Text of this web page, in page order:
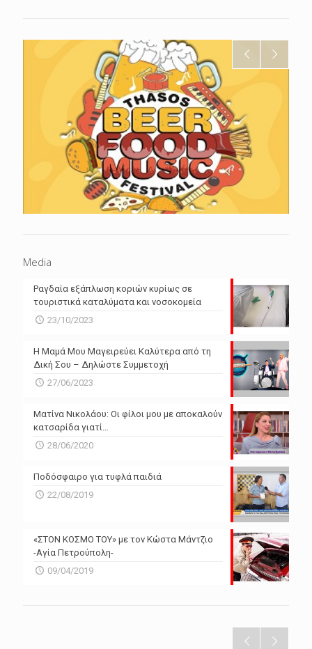
Media
Ραγδαία εξάπλωση κοριών κυρίως σε
τουριστικά καταλύματα και νοσοκομεία
23/10/2023
Η Μαμά Μου Μαγειρεύει Καλύτερα από τη
Δική Σου – Δηλώστε Συμμετοχή
27/06/2023
Ματίνα Νικολάου: Οι φίλοι μου με αποκαλούν
κατσαρίδα γιατί…
28/06/2020
Ποδόσφαιρο για τυφλά παιδιά
22/08/2019
«ΣΤΟΝ ΚΟΣΜΟ ΤΟΥ» με τον Κώστα Μάντζιο
-Αγία Πετρούπολη-
09/04/2019